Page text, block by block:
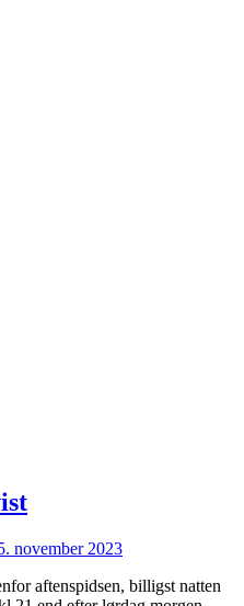
november 2023
aftenspidsen, billigst natten